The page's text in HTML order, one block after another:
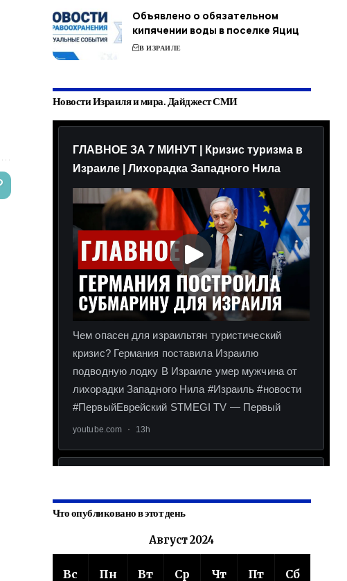
Объявлено о обязательном
кипячении воды в поселке Яциц
В ИЗРАИЛЕ
Новости Израиля и мира. Дайджест СМИ
Что опубликовано в этот день
Август 2024
Вс Пн Вт Ср Чт Пт Сб